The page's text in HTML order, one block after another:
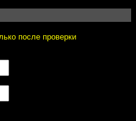
после проверки